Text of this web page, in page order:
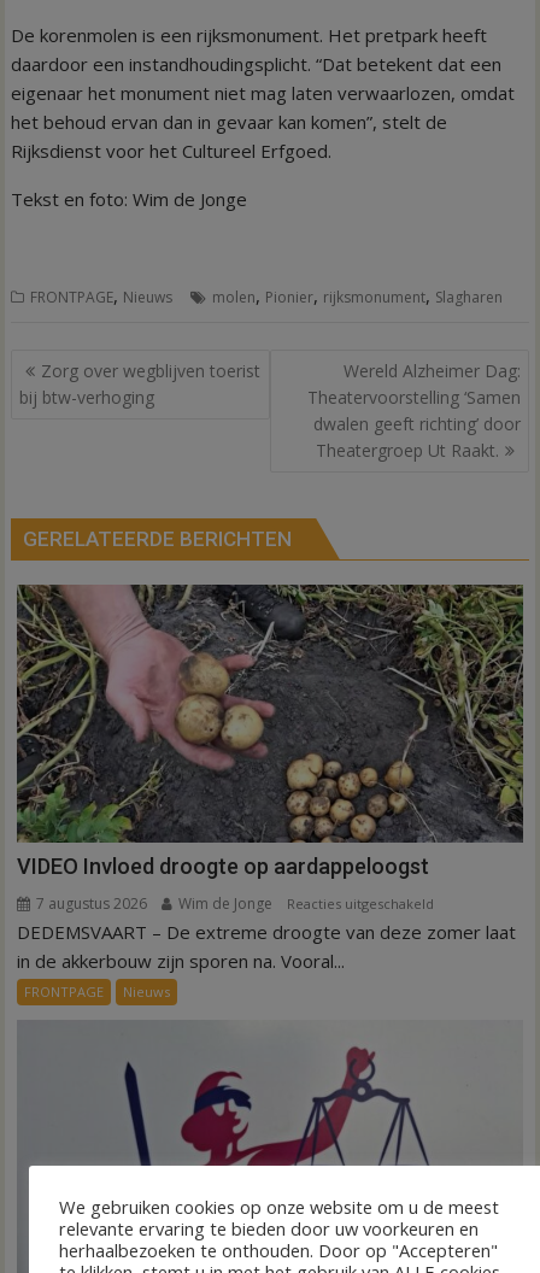
De korenmolen is een rijksmonument. Het pretpark heeft
daardoor een instandhoudingsplicht. “Dat betekent dat een
eigenaar het monument niet mag laten verwaarlozen, omdat
het behoud ervan dan in gevaar kan komen”, stelt de
Rijksdienst voor het Cultureel Erfgoed.
Tekst en foto: Wim de Jonge
FRONTPAGE, Nieuws molen, Pionier, rijksmonument, Slagharen
Bericht
navigatie
Zorg over wegblijven toerist
bij btw-verhoging
Wereld Alzheimer Dag:
Theatervoorstelling ‘Samen
dwalen geeft richting’ door
Theatergroep Ut Raakt.
GERELATEERDE BERICHTEN
VIDEO Invloed droogte op aardappeloogst
7 augustus 2026 Wim de Jonge Reacties uitgeschakeld
VIDEO
DEDEMSVAART – De extreme droogte van deze zomer laat
in de akkerbouw zijn sporen na. Vooral...
FRONTPAGE Nieuws
We gebruiken cookies op onze website om u de meest
relevante ervaring te bieden door uw voorkeuren en
herhaalbezoeken te onthouden. Door op "Accepteren"